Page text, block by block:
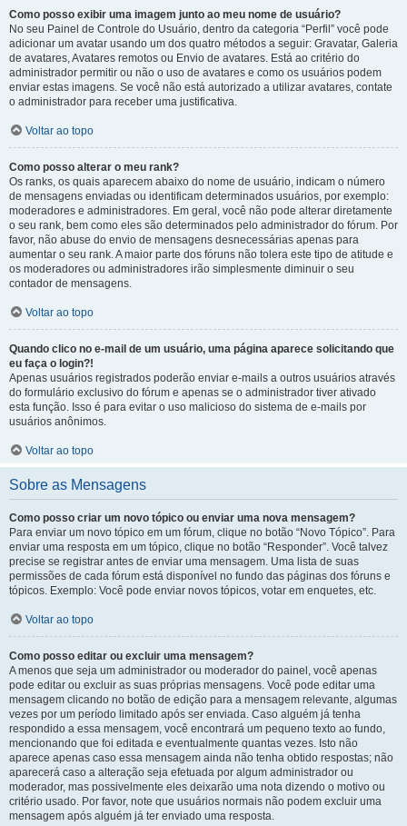
Como posso exibir uma imagem junto ao meu nome de usuário?
No seu Painel de Controle do Usuário, dentro da categoria “Perfil” você pode
adicionar um avatar usando um dos quatro métodos a seguir: Gravatar, Galeria
de avatares, Avatares remotos ou Envio de avatares. Está ao critério do
administrador permitir ou não o uso de avatares e como os usuários podem
enviar estas imagens. Se você não está autorizado a utilizar avatares, contate
o administrador para receber uma justificativa.
Voltar ao topo
Como posso alterar o meu rank?
Os ranks, os quais aparecem abaixo do nome de usuário, indicam o número
de mensagens enviadas ou identificam determinados usuários, por exemplo:
moderadores e administradores. Em geral, você não pode alterar diretamente
o seu rank, bem como eles são determinados pelo administrador do fórum. Por
favor, não abuse do envio de mensagens desnecessárias apenas para
aumentar o seu rank. A maior parte dos fóruns não tolera este tipo de atitude e
os moderadores ou administradores irão simplesmente diminuir o seu
contador de mensagens.
Voltar ao topo
Quando clico no e-mail de um usuário, uma página aparece solicitando que
eu faça o login?!
Apenas usuários registrados poderão enviar e-mails a outros usuários através
do formulário exclusivo do fórum e apenas se o administrador tiver ativado
esta função. Isso é para evitar o uso malicioso do sistema de e-mails por
usuários anônimos.
Voltar ao topo
Sobre as Mensagens
Como posso criar um novo tópico ou enviar uma nova mensagem?
Para enviar um novo tópico em um fórum, clique no botão “Novo Tópico”. Para
enviar uma resposta em um tópico, clique no botão “Responder”. Você talvez
precise se registrar antes de enviar uma mensagem. Uma lista de suas
permissões de cada fórum está disponível no fundo das páginas dos fóruns e
tópicos. Exemplo: Você pode enviar novos tópicos, votar em enquetes, etc.
Voltar ao topo
Como posso editar ou excluir uma mensagem?
A menos que seja um administrador ou moderador do painel, você apenas
pode editar ou excluir as suas próprias mensagens. Você pode editar uma
mensagem clicando no botão de edição para a mensagem relevante, algumas
vezes por um período limitado após ser enviada. Caso alguém já tenha
respondido a essa mensagem, você encontrará um pequeno texto ao fundo,
mencionando que foi editada e eventualmente quantas vezes. Isto não
aparece apenas caso essa mensagem ainda não tenha obtido respostas; não
aparecerá caso a alteração seja efetuada por algum administrador ou
moderador, mas possivelmente eles deixarão uma nota dizendo o motivo ou
critério usado. Por favor, note que usuários normais não podem excluir uma
mensagem após alguém já ter enviado uma resposta.